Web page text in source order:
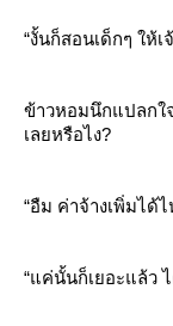
“งั้นก็สอนเด็กๆ ให้เ
ข้าวหอมนึกแปลกใ
เลยหรือไง?
“อืม ค่าจ้างเพิ่มได้ไ
“แค่นั้นก็เยอะแล้ว ไ